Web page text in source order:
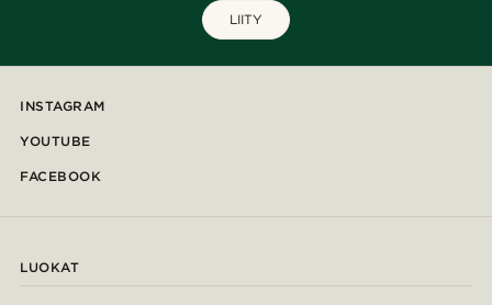
LIITY
INSTAGRAM
YOUTUBE
FACEBOOK
LUOKAT